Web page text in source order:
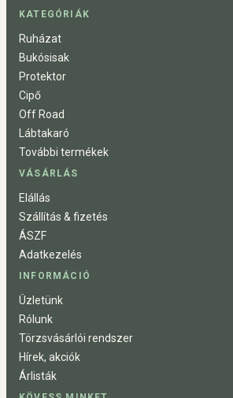
KATEGÓRIÁK
Ruházat
Bukósisak
Protektor
Cipő
Off Road
Lábtakaró
További termékek
VÁSÁRLÁS
Elállás
Szállítás & fizetés
ÁSZF
Adatkezelés
INFORMÁCIÓ
Üzletünk
Rólunk
Törzsvásárlói rendszer
Hírek, akciók
Árlisták